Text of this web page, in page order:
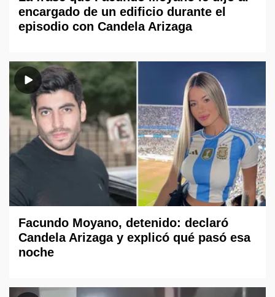
encargado de un edificio durante el
episodio con Candela Arizaga
Facundo Moyano, detenido: declaró
Candela Arizaga y explicó qué pasó esa
noche